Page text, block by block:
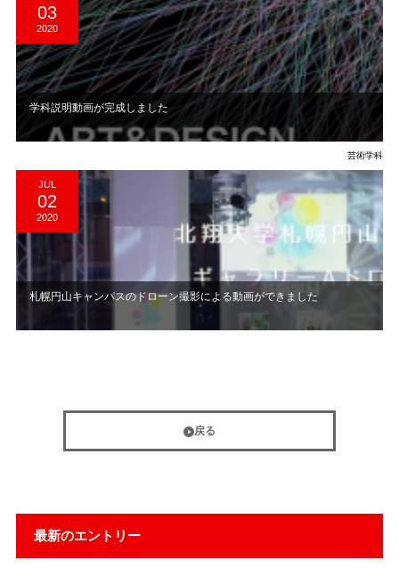
最新のエントリー
03
2020
学科説明動画が完成しました
芸術学科
JUL
02
2020
札幌円山キャンパスのドローン撮影による動画ができました
戻る